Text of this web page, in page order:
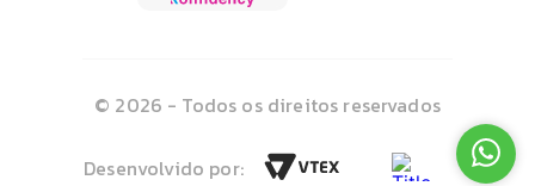
© 2026 - Todos os direitos reservados
Desenvolvido por: